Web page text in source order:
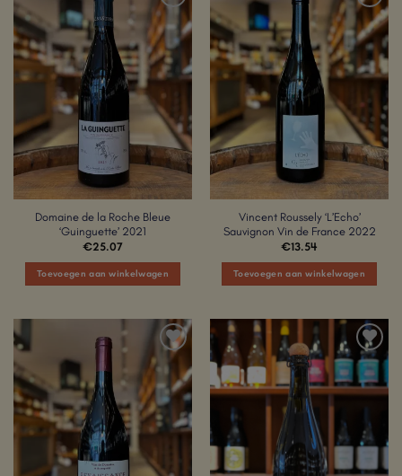
Add to
Wishlist
Domaine de la Roche Bleue
‘Guinguette’ 2021
€25.07
Toevoegen aan winkelwagen
Add to
Wishlist
Vincent Roussely ‘L’Echo’
Sauvignon Vin de France 2022
€13.54
Toevoegen aan winkelwagen
Add to
Wishlist
Add to
Wishlist